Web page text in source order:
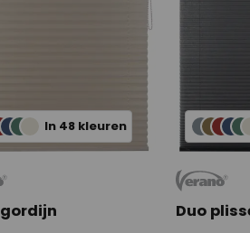
In 48 kleuren
Duo